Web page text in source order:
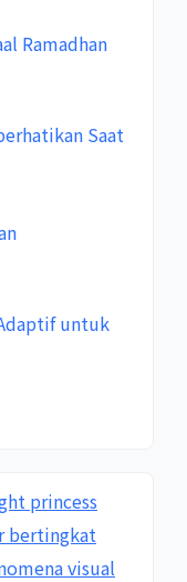
Ramadhan
Saat
untuk
princess
bertingkat
visual